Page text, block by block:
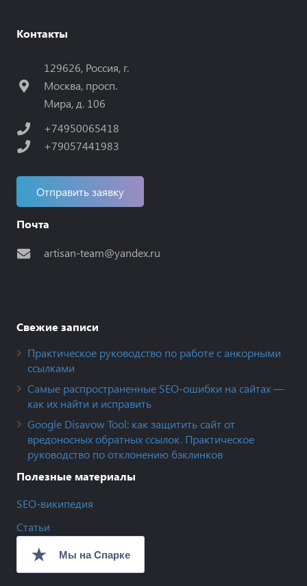
Контакты
129626, Россия, г.
Москва, просп.
Мира, д. 106
+74950065418
+79057441983
Отправить заявку
Почта
artisan-team@yandex.ru
Свежие записи
Практическое руководство по работе с анкорными
ссылками
Самые распространенные SEO-ошибки на сайтах —
как их найти и исправить
Google Disavow Tool: как защитить сайт от
вредоносных обратных ссылок. Практическое
руководство по отклонению бэклинков
Полезные материалы
SEO-википедия
Статьи